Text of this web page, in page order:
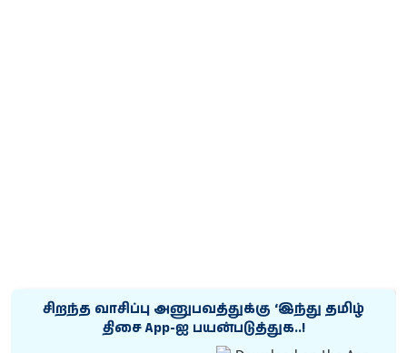
சிறந்த வாசிப்பு அனுபவத்துக்கு ‘இந்து தமிழ்
திசை App-ஐ பயன்படுத்துக..!